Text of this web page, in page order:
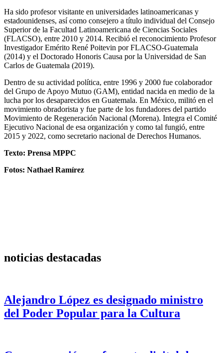
Ha sido profesor visitante en universidades latinoamericanas y
estadounidenses, así como consejero a título individual del Consejo
Superior de la Facultad Latinoamericana de Ciencias Sociales
(FLACSO), entre 2010 y 2014. Recibió el reconocimiento Profesor
Investigador Emérito René Poitevin por FLACSO-Guatemala
(2014) y el Doctorado Honoris Causa por la Universidad de San
Carlos de Guatemala (2019).
Dentro de su actividad política, entre 1996 y 2000 fue colaborador
del Grupo de Apoyo Mutuo (GAM), entidad nacida en medio de la
lucha por los desaparecidos en Guatemala. En México, militó en el
movimiento obradorista y fue parte de los fundadores del partido
Movimiento de Regeneración Nacional (Morena). Integra el Comité
Ejecutivo Nacional de esa organización y como tal fungió, entre
2015 y 2022, como secretario nacional de Derechos Humanos.
Texto: Prensa MPPC
Fotos: Nathael Ramírez
noticias destacadas
Alejandro López es designado ministro
del Poder Popular para la Cultura